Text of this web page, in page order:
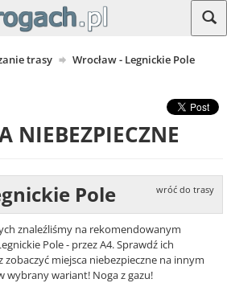
trasy
Wrocław - Legnickie Pole
NIEBEZPIECZNE
Pole wróć do trasy
znaleźliśmy na rekomendowanym
Pole - przez A4. Sprawdź ich
zobaczyć miejsca niebezpieczne na innym
wybrany wariant! Noga z gazu!